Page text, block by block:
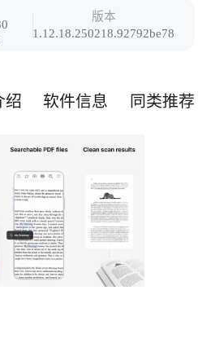
版本
1.12.18.250218.92792be78
绍 软件信息 同类推荐